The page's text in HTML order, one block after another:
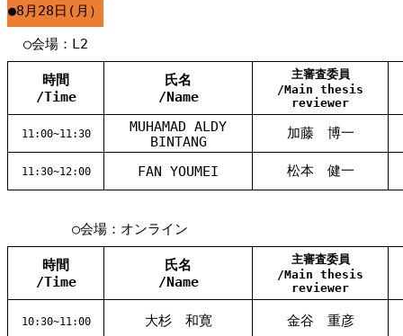
●8月28日(月）
○会場：L2
時間
/Time
氏名
/Name
主審査委員
/Main thesis
reviewer
11:00~11:30
MUHAMAD ALDY
BINTANG
加藤 博一
11:30~12:00 FAN YOUMEI 松本 健一
○会場：オンライン
時間
/Time
氏名
/Name
主審査委員
/Main thesis
reviewer
10:30~11:00 大杉 和寛 金谷 重彦